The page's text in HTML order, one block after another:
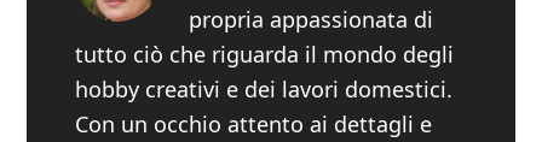
propria appassionata di
tutto ciò che riguarda il mondo degli
hobby creativi e dei lavori domestici.
Con un occhio attento ai dettagli e